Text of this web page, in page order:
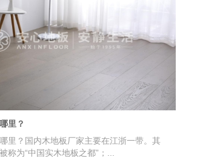
里？
里？国内木地板厂家主要在江浙一带。其
称为“中国实木地板之都”；...